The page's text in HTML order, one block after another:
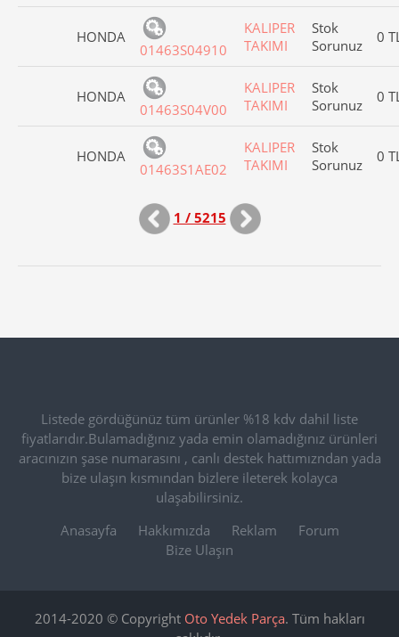
HONDA
01463S04910
KALIPER
TAKIMI
Stok
Sorunuz
0
HONDA
01463S04V00
KALIPER
TAKIMI
Stok
Sorunuz
0
HONDA
01463S1AE02
KALIPER
TAKIMI
Stok
Sorunuz
0
1 / 5215
Listede gördüğünüz tüm ürünler %18 kdv dahil liste
fiyatlarıdır.Bulamadığınız yada emin olamadığınız ürünleri
aracınızın şase numarasını , canlı destek hattımızndan yada
bize ulaşın kısmından bizlere ileterek kolayca
ulaşabilirsiniz.
Anasayfa
Hakkımızda Reklam
Forum
Bize Ulaşın
2014-2020 © Copyright Oto Yedek Parça. Tüm hakları